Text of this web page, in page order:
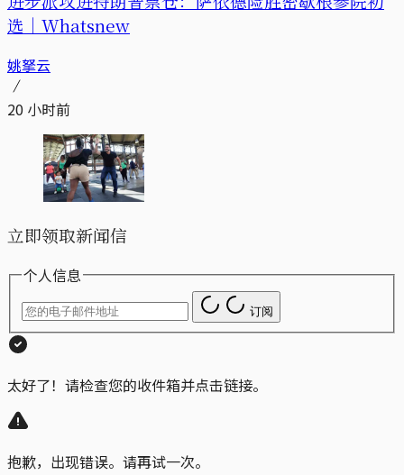
选｜Whatsnew
姚拏云
20 小时前
立即领取新闻信
个人信息
订阅
太好了！请检查您的收件箱并点击链接。
抱歉，出现错误。请再试一次。